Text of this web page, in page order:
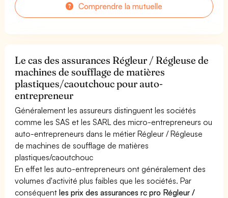
Comprendre la mutuelle
Le cas des assurances Régleur / Régleuse de
machines de soufflage de matières
plastiques/caoutchouc pour auto-
entrepreneur
Généralement les assureurs distinguent les sociétés
comme les SAS et les SARL des micro-entrepreneurs ou
auto-entrepreneurs dans le métier Régleur / Régleuse
de machines de soufflage de matières
plastiques/caoutchouc
En effet les auto-entrepreneurs ont généralement des
volumes d'activité plus faibles que les sociétés. Par
conséquentles prix des assurances rc pro Régleur /